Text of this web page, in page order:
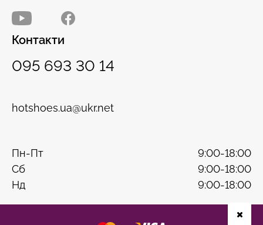
Контакти
095 693 30 14
hotshoes.ua@ukr.net
Пн-Пт
9:00-18:00
Сб
9:00-18:00
Нд
9:00-18:00